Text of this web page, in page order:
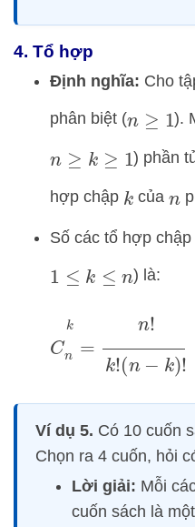
4. Tổ hợp
Định nghĩa: Cho
phân biệt (n≥1 ).
n≥k ≥1 ) phần
hợp chập k củan
Số các tổ hợp chập
1 ≤k ≤n ) là:
n!
(n−k+1)
Ví dụ 5. Có 10 cuốn
Chọn ra 4 cuốn, hỏi
Lời giải: Mỗi
cuốn sách là